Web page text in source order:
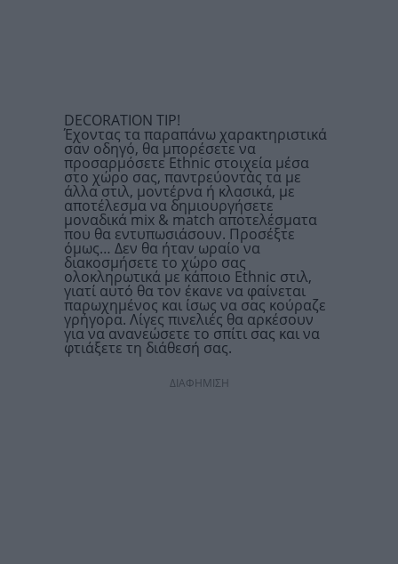
DECORATION TIP!
Έχοντας τα παραπάνω χαρακτηριστικά
σαν οδηγό, θα μπορέσετε να
προσαρμόσετε Ethnic στοιχεία μέσα
στο χώρο σας, παντρεύοντάς τα με
άλλα στιλ, μοντέρνα ή κλασικά, με
αποτέλεσμα να δημιουργήσετε
μοναδικά mix & match αποτελέσματα
που θα εντυπωσιάσουν. Προσέξτε
όμως… Δεν θα ήταν ωραίο να
διακοσμήσετε το χώρο σας
ολοκληρωτικά με κάποιο Ethnic στιλ,
γιατί αυτό θα τον έκανε να φαίνεται
παρωχημένος και ίσως να σας κούραζε
γρήγορα. Λίγες πινελιές θα αρκέσουν
για να ανανεώσετε το σπίτι σας και να
φτιάξετε τη διάθεσή σας.
ΔΙΑΦΗΜΙΣΗ